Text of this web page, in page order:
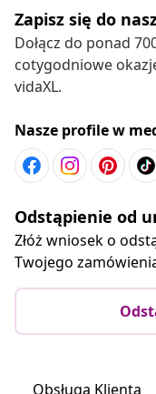
Zapisz się do
Dołącz do ponad
cotygodniowe
vidaXL.
Nasze profile w
Odstąpienie od
Złóż wniosek o
Twojego
Obsługa Klienta